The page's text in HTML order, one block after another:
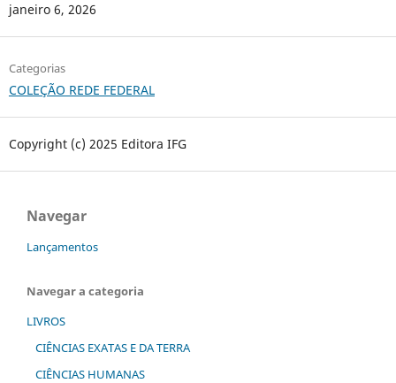
janeiro 6, 2026
Categorias
COLEÇÃO REDE FEDERAL
Copyright (c) 2025 Editora IFG
Navegar
Lançamentos
Navegar a categoria
LIVROS
CIÊNCIAS EXATAS E DA TERRA
CIÊNCIAS HUMANAS